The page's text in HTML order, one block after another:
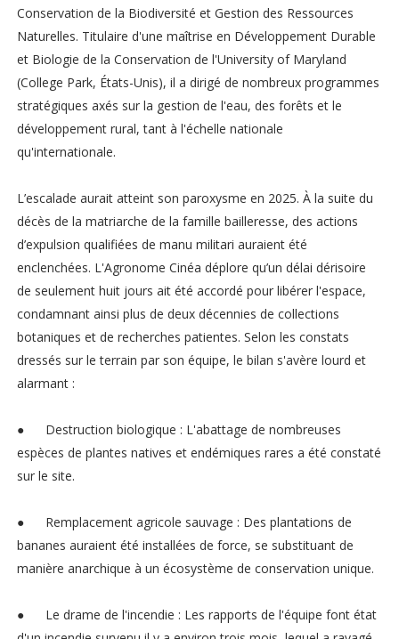
Conservation de la Biodiversité et Gestion des Ressources
Naturelles. Titulaire d'une maîtrise en Développement Durable
et Biologie de la Conservation de l'University of Maryland
(College Park, États-Unis), il a dirigé de nombreux programmes
stratégiques axés sur la gestion de l'eau, des forêts et le
développement rural, tant à l'échelle nationale
qu'internationale.
L’escalade aurait atteint son paroxysme en 2025. À la suite du
décès de la matriarche de la famille bailleresse, des actions
d’expulsion qualifiées de manu militari auraient été
enclenchées. L'Agronome Cinéa déplore qu’un délai dérisoire
de seulement huit jours ait été accordé pour libérer l'espace,
condamnant ainsi plus de deux décennies de collections
botaniques et de recherches patientes. Selon les constats
dressés sur le terrain par son équipe, le bilan s'avère lourd et
alarmant :
●
Destruction biologique : L'abattage de nombreuses
espèces de plantes natives et endémiques rares a été constaté
sur le site.
●
Remplacement agricole sauvage : Des plantations de
bananes auraient été installées de force, se substituant de
manière anarchique à un écosystème de conservation unique.
●
Le drame de l'incendie : Les rapports de l'équipe font état